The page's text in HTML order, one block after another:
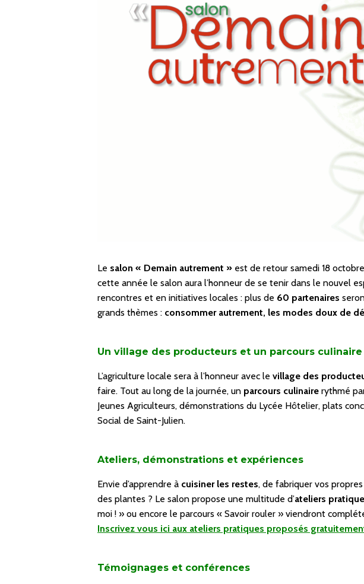
Le salon « Demain autrement » est de retour samedi 18
cette année le salon aura l’honneur de se tenir dans le nouvel
rencontres et en initiatives locales : plus de 60 partenaires
grands thèmes : consommer autrement, les modes doux de
Un village des producteurs et un parcours culinaire
L’agriculture locale sera à l’honneur avec le village des
faire. Tout au long de la journée, un parcours culinaire rythmé
Jeunes Agriculteurs, démonstrations du Lycée Hôtelier, plats
Social de Saint-Julien.
Ateliers, démonstrations et expériences
Envie d’apprendre à cuisiner les restes, de fabriquer vos propres
des plantes ? Le salon propose une multitude d’ateliers
moi ! » ou encore le parcours « Savoir rouler » viendront
Inscrivez vous ici aux ateliers pratiques proposés
Témoignages et conférences